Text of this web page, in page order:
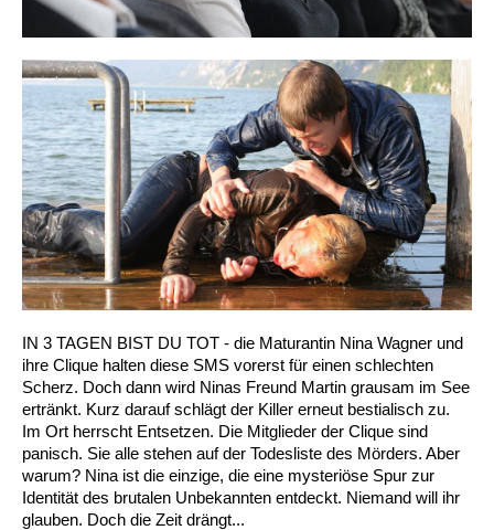
IN 3 TAGEN BIST DU TOT - die Maturantin Nina Wagner und
ihre Clique halten diese SMS vorerst für einen schlechten
Scherz. Doch dann wird Ninas Freund Martin grausam im See
ertränkt. Kurz darauf schlägt der Killer erneut bestialisch zu.
Im Ort herrscht Entsetzen. Die Mitglieder der Clique sind
panisch. Sie alle stehen auf der Todesliste des Mörders. Aber
warum? Nina ist die einzige, die eine mysteriöse Spur zur
Identität des brutalen Unbekannten entdeckt. Niemand will ihr
glauben. Doch die Zeit drängt...